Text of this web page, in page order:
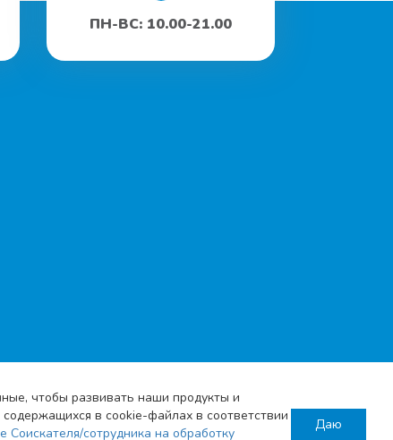
чтобы развивать наши продукты и
в cookie-файлах в соответствии
Соискателя/сотрудника на обработку
Даю
ПН-ВС: 10.00-21.00